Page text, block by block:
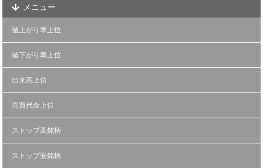
メニュー
値上がり率上位
値下がり率上位
出来高上位
売買代金上位
ストップ高銘柄
ストップ安銘柄